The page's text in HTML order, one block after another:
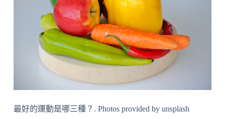
最好的運動是哪三種？. Photos provided by unsplash